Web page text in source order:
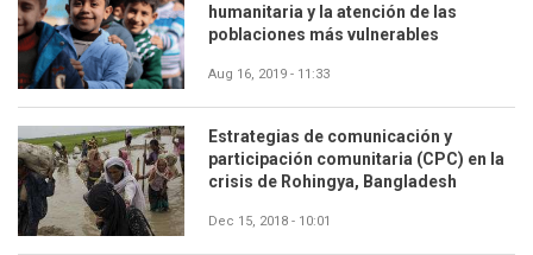
humanitaria y la atención de las
poblaciones más vulnerables
Aug 16, 2019 - 11:33
Estrategias de comunicación y
participación comunitaria (CPC) en la
crisis de Rohingya, Bangladesh
Dec 15, 2018 - 10:01